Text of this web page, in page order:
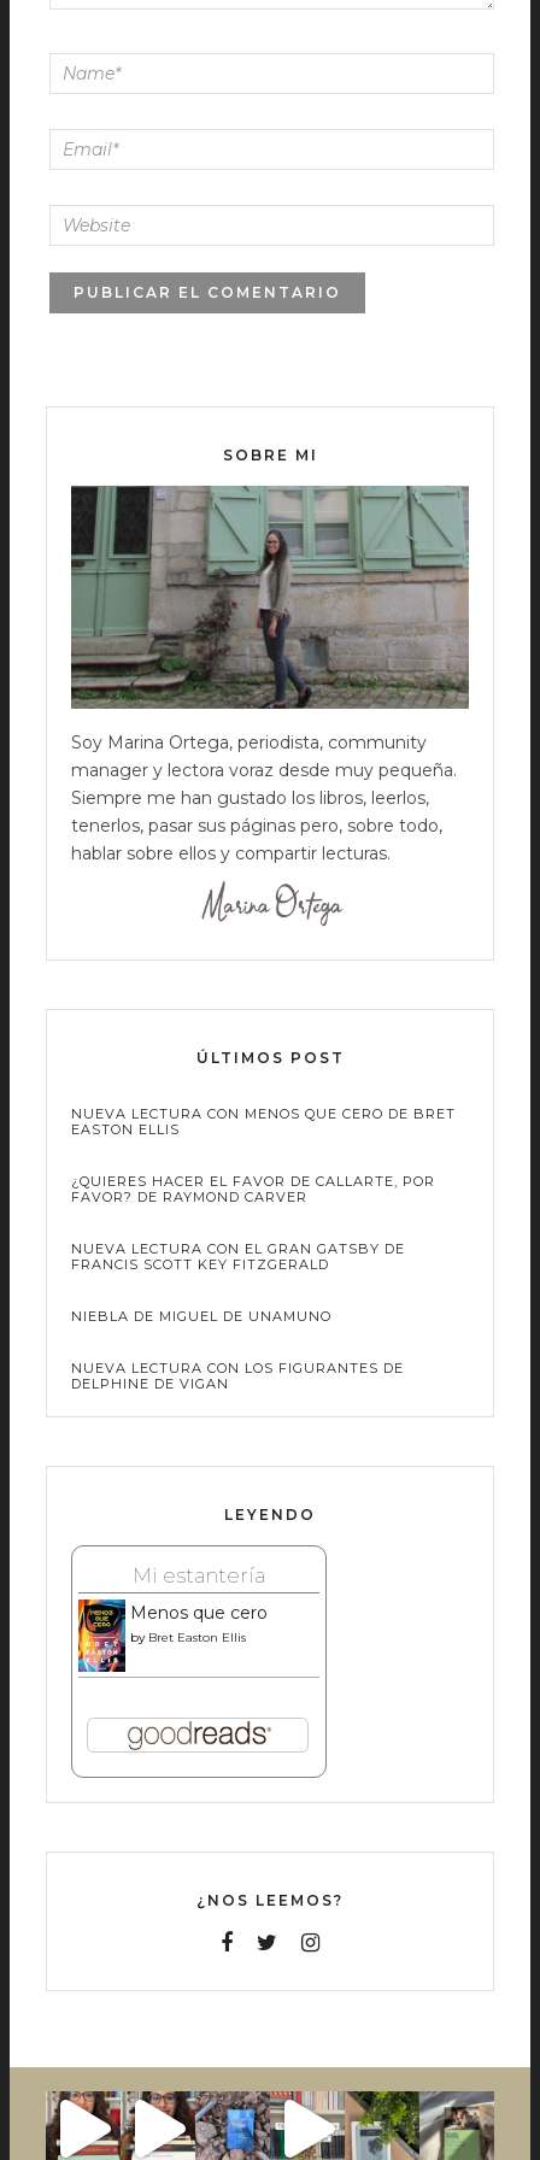
SOBRE MI
Soy Marina Ortega, periodista, community
manager y lectora voraz desde muy pequeña.
Siempre me han gustado los libros, leerlos,
tenerlos, pasar sus páginas pero, sobre todo,
hablar sobre ellos y compartir lecturas.
ÚLTIMOS POST
NUEVA LECTURA CON MENOS QUE CERO DE BRET
EASTON ELLIS
¿QUIERES HACER EL FAVOR DE CALLARTE, POR
FAVOR? DE RAYMOND CARVER
NUEVA LECTURA CON EL GRAN GATSBY DE
FRANCIS SCOTT KEY FITZGERALD
NIEBLA DE MIGUEL DE UNAMUNO
NUEVA LECTURA CON LOS FIGURANTES DE
DELPHINE DE VIGAN
LEYENDO
Mi estantería
Menos que cero
by Bret Easton Ellis
¿NOS LEEMOS?